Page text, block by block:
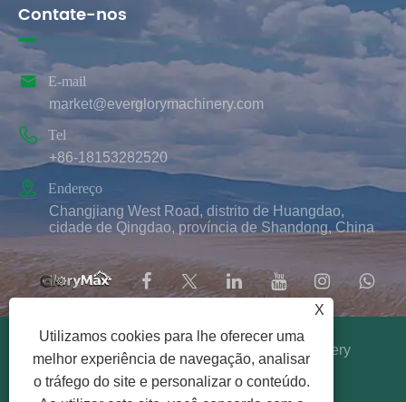
Contate-nos
 E-mail
market@everglorymachinery.com

Tel
+86-18153282520

Endereço
Changjiang West Road, distrito de Huangdao,
cidade de Qingdao, província de Shandong, China
Copyright © 2025 Qingdao Ever Glory Machinery
Co., Ltd. Todos os direitos reservados.
Links
|Sitemap RSS XML política de
X
Utilizamos cookies para lhe oferecer uma
melhor experiência de navegação, analisar
o tráfego do site e personalizar o conteúdo.